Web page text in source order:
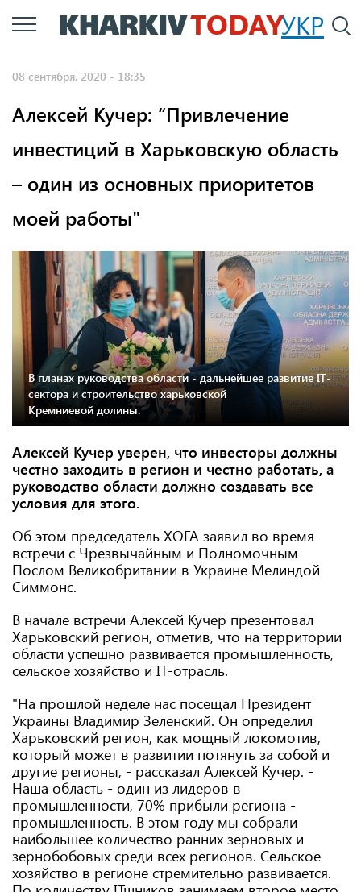
Перейти
к
УКР
08 сентября, 2020 - 18:35
Алексей Кучер: “Привлечение
инвестиций в Харьковскую область
– один из основных приоритетов
моей работы"
В планах руководства области - дальнейшее развитие IT-
сектора и строительство харьковской
Кремниевой долины.
Алексей Кучер уверен, что инвесторы должны
честно заходить в регион и честно работать, а
руководство области должно создавать все
условия для этого.
Об этом председатель ХОГА заявил во время
встречи с Чрезвычайным и Полномочным
Послом Великобритании в Украине Мелиндой
Симмонс.
В начале встречи Алексей Кучер презентовал
Харьковский регион, отметив, что на территории
области успешно развивается промышленность,
сельское хозяйство и ІТ-отрасль.
"На прошлой неделе нас посещал Президент
Украины Владимир Зеленский. Он определил
Харьковский регион, как мощный локомотив,
который может в развитии потянуть за собой и
другие регионы, - рассказал Алексей Кучер. -
Наша область - один из лидеров в
промышленности, 70% прибыли региона -
промышленность. В этом году мы собрали
наибольшее количество ранних зерновых и
зернобобовых среди всех регионов. Сельское
хозяйство в регионе стремительно развивается.